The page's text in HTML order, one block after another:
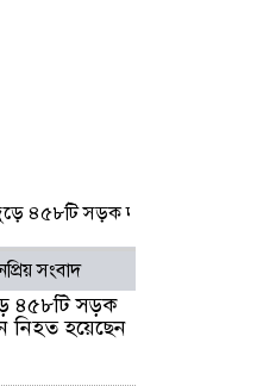
৪৫৮টি সড়ক দুর্ঘটনায় ৪১৬ জন
সংবাদ
৪৫৮টি সড়ক
নিহত হয়েছেন